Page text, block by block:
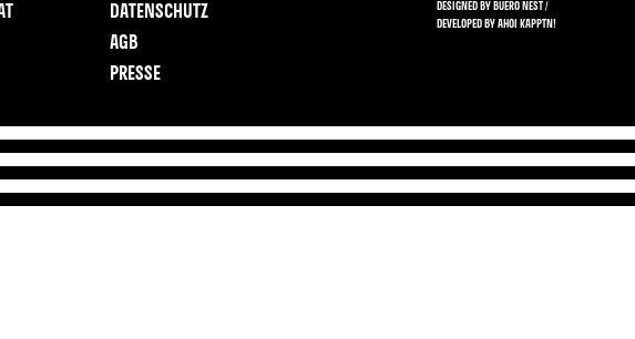
DATENSCHUTZ
AGB
PRESSE
DESIGNED BY BUERO NEST /
DEVELOPED BY AHOI KAPPTN!